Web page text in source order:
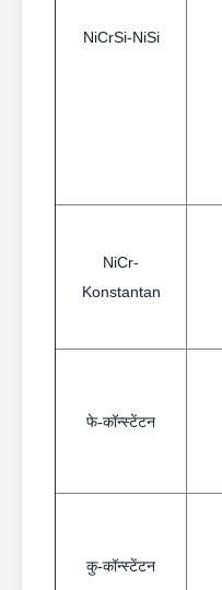
NiCrSi-NiSi
NiCr-
Konstantan
फे-कॉन्स्टेंटन
कु-कॉन्स्टेंटन